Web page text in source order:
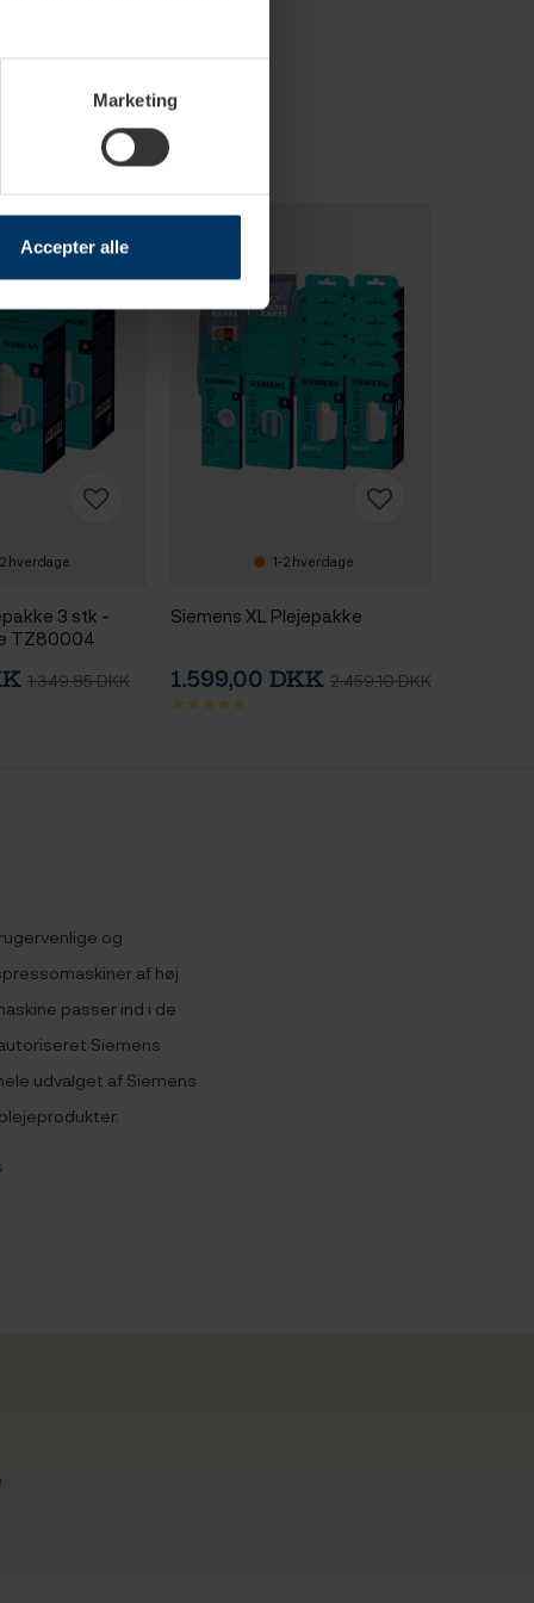
Marketing
Accepter alle
hverdage
3 stk -
TZ80004
1.349,85 DKK
1-2 hverdage
Siemens XL Plejepakke
1.599,00 DKK 2.459,10 DKK
og
af høj
passer ind i de
Siemens
udvalget af Siemens